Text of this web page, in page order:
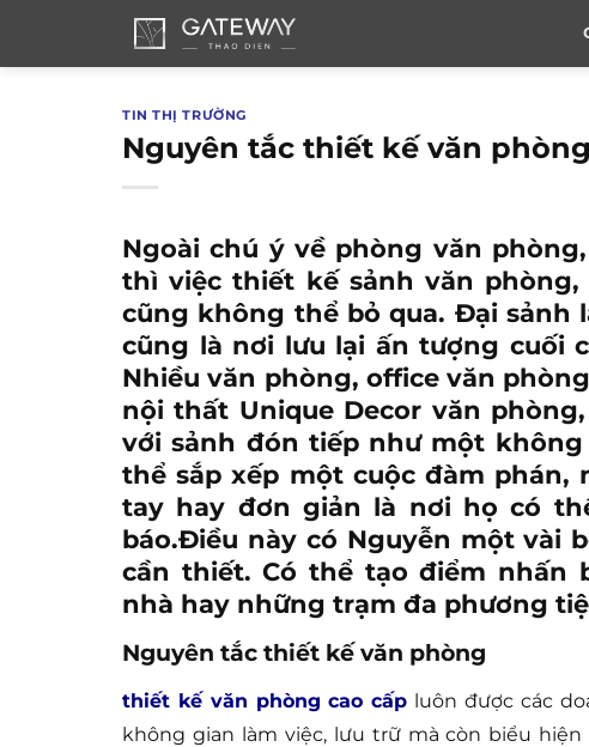
TIN THỊ TRƯỜNG
Nguyên tắc thiết kế văn
Ngoài chú ý về phòng văn
thì việc thiết kế sảnh văn
cũng không thể bỏ qua. Đại sảnh
cũng là nơi lưu lại ấn tượng cuối
Nhiều văn phòng, office văn
nội thất Unique Decor văn
với sảnh đón tiếp như một
thể sắp xếp một cuộc đàm
tay hay đơn giản là nơi họ có
báo.Điều này có Nguyễn một vài
cần thiết. Có thể tạo điểm nhấn
nhà hay những trạm đa phương
Nguyên tắc thiết kế văn phòng
thiết kế văn phòng cao cấp luôn được các
không gian làm việc, lưu trữ mà còn biểu